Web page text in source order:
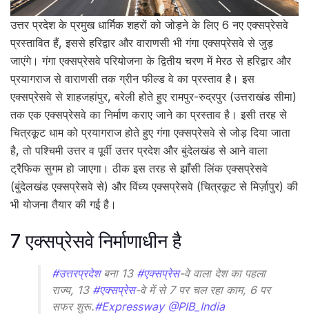
उत्तर प्रदेश के प्रमुख धार्मिक शहरों को जोड़ने के लिए 6 नए एक्सप्रेसवे
प्रस्तावित हैं, इससे हरिद्वार और वाराणसी भी गंगा एक्सप्रेसवे से जुड़
जाएंगे। गंगा एक्सप्रेसवे परियोजना के द्वितीय चरण में मेरठ से हरिद्वार और
प्रयागराज से वाराणसी तक ग्रीन फील्ड वे का प्रस्ताव है। इस
एक्सप्रेसवे से शाहजहांपुर, बरेली होते हुए रामपुर-रुद्रपुर (उत्तराखंड सीमा)
तक एक एक्सप्रेसवे का निर्माण कराए जाने का प्रस्ताव है। इसी तरह से
चित्रकूट धाम को प्रयागराज होते हुए गंगा एक्सप्रेसवे से जोड़ दिया जाता
है, तो पश्चिमी उत्तर व पूर्वी उत्तर प्रदेश और बुंदेलखंड से आने वाला
ट्रैफिक सुगम हो जाएगा। ठीक इस तरह से झाँसी लिंक एक्सप्रेसवे
(बुंदेलखंड एक्सप्रेसवे से) और विंध्य एक्सप्रेसवे (चित्रकूट से मिर्ज़ापुर) की
भी योजना तैयार की गई है।
7 एक्सप्रेसवे निर्माणाधीन है
#उत्तरप्रदेशबना 13 #एक्सप्रेस-वे वाला देश का पहला
राज्य, 13 #एक्सप्रेस-वे में से 7 पर चल रहा काम, 6 पर
सफर शुरू.#Expressway @PIB_India